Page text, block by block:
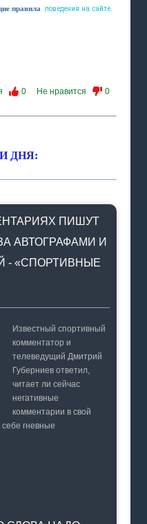
правила поведения на сайте.
0 Не нравится 0
ДНЯ:
ПИШУТ
АВТОГРАФАМИ И
- «СПОРТИВНЫЕ
Известный спортивный
комментатор и
телеведущий Дмитрий
Губерниев ответил,
читает ли сейчас
негативные
комментарии в свой
гневные